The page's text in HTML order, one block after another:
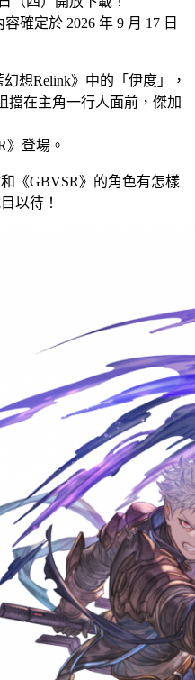
確定於 2026 年 9 月 17 日
想Relink》中的「伊度」，
擋在主角一行人面前，傑加
》登場。
《GBVSR》的角色有怎樣
以待！